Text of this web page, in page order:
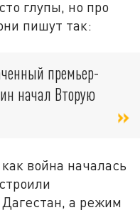
глупы, но про
пишут так:
премьер-
начал Вторую
война началась
а режим